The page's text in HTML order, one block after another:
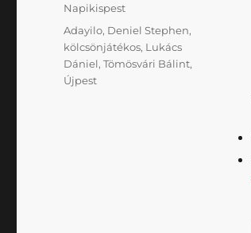
Kategória
Napikispest
Címke
Adayilo, Deniel Stephen,
kölcsönjátékos, Lukács
Dániel,Tömösvári Bálint,
Újpest